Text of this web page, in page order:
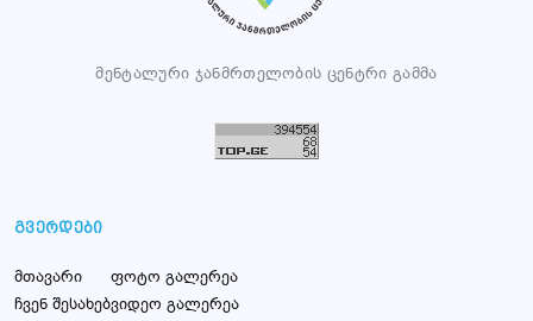
გვერდები
მთავარი
ჩვენ შესახებ
ფოტო გალერეა
ვიდეო გალერეა
მენტალური ჯანმრთელობის ცენტრი გამმა